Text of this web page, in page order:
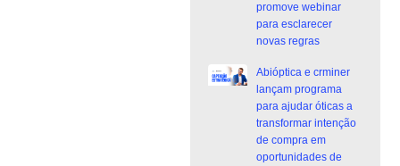
promove webinar
para esclarecer
novas regras
Abióptica e crminer
lançam programa
para ajudar óticas a
transformar intenção
de compra em
oportunidades de